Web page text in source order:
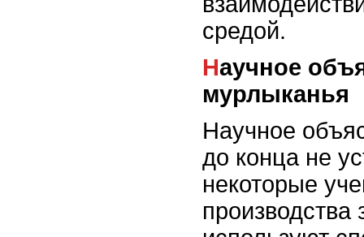
средой.
Научное объяснение
мурлыканья
Научное
до конца не
некоторые
производства